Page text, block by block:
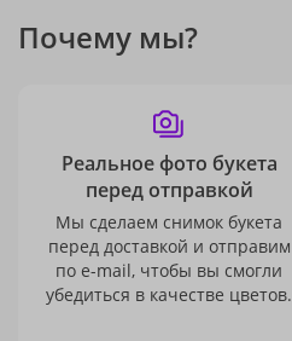
Почему мы?
Реальное фото букета
перед отправкой
Мы сделаем снимок букета
перед доставкой и отправим
по e-mail, чтобы вы смогли
убедиться в качестве цветов.